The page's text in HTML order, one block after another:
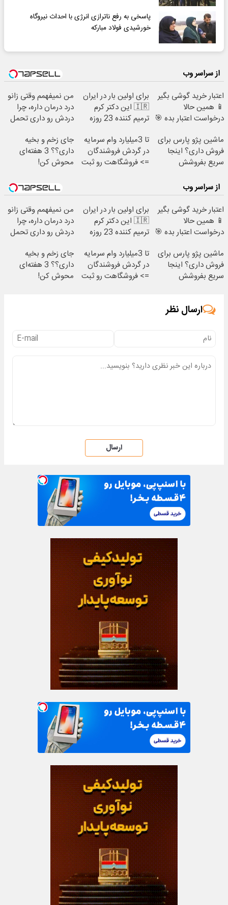
پاسخی به رفع ناترازی انرژی با احداث نیروگاه
خورشیدی فولاد مبارکه
از سراسر وب
اعتبار خرید گوشی بگیر
📱 همین حالا
درخواست اعتبار بده 🎯
برای اولین بار در ایران
🇮🇷 این دکتر کرم
ترمیم کننده 23 روزه
من نمیفهمم وقتی زانو
درد درمان داره، چرا
دردش رو داری تحمل
ماشین پژو پارس برای
فروش داری؟ اینجا
سریع بفروشش
تا 3میلیارد وام سرمایه
در گردش فروشندگان
=> فروشگاهت رو ثبت
جای زخم و بخیه
داری؟؟ 3 هفته‌ای
محوش کن!
از سراسر وب
اعتبار خرید گوشی بگیر
📱 همین حالا
درخواست اعتبار بده 🎯
برای اولین بار در ایران
🇮🇷 این دکتر کرم
ترمیم کننده 23 روزه
من نمیفهمم وقتی زانو
درد درمان داره، چرا
دردش رو داری تحمل
ماشین پژو پارس برای
فروش داری؟ اینجا
سریع بفروشش
تا 3میلیارد وام سرمایه
در گردش فروشندگان
=> فروشگاهت رو ثبت
جای زخم و بخیه
داری؟؟ 3 هفته‌ای
محوش کن!
ارسال نظر
ارسال